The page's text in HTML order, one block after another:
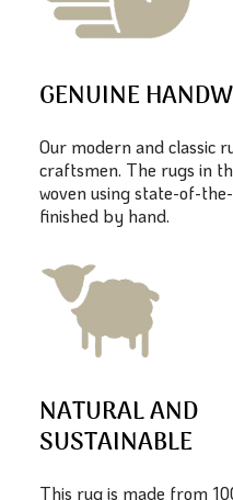
GENUINE
Our modern and classic
craftsmen. The rugs in
woven using state-of-
finished by hand.
NATURAL AND
SUSTAINABLE
This rug is made from